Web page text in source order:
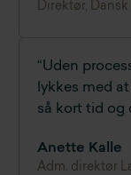
Direktør, Dansk
“Uden
lykkes med
så kort tid og
Anette Kalle
Adm. direktør